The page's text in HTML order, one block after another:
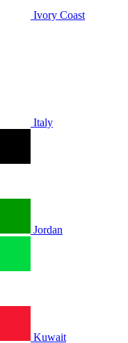
Ivory Coast
Italy
Jordan
Kuwait